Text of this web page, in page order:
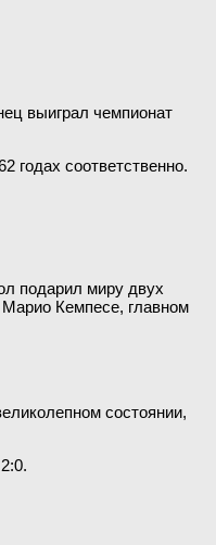
выиграл чемпионат
годах соответственно.
подарил миру двух
Марио Кемпесе, главном
состоянии,